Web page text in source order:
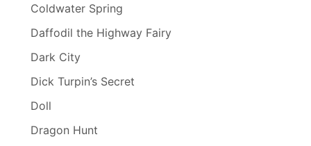
Coldwater Spring
Daffodil the Highway Fairy
Dark City
Dick Turpin’s Secret
Doll
Dragon Hunt